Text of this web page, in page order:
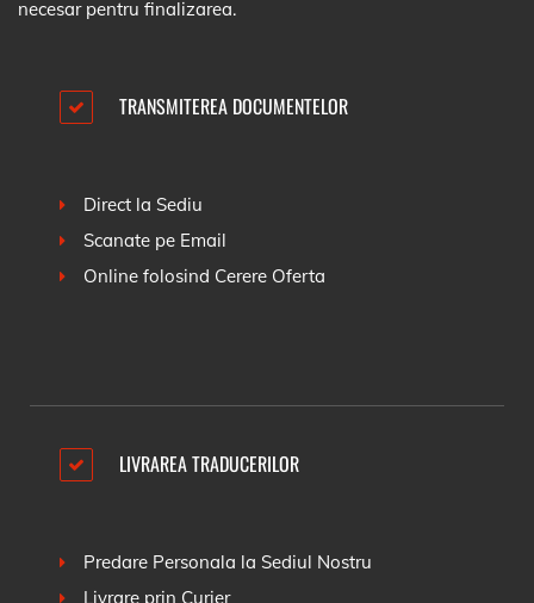
necesar pentru finalizarea.
TRANSMITEREA DOCUMENTELOR
Direct la Sediu
Scanate pe Email
Online folosind Cerere Oferta
LIVRAREA TRADUCERILOR
Predare Personala la Sediul Nostru
Livrare prin Curier